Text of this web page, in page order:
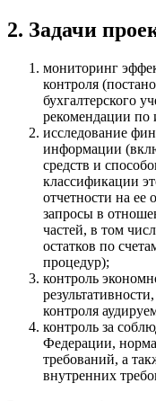
2. Задачи
мониторинг
контроля
бухгалтерского
рекомендации по
исследование
информации
средств и
классификации
отчетности на ее
запросы в
частей, в том
остатков по
процедур);
контроль
контроля
контроль за
Федерации,
требований, а
внутренних